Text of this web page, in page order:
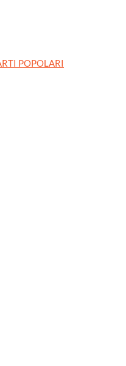
POPOLARI